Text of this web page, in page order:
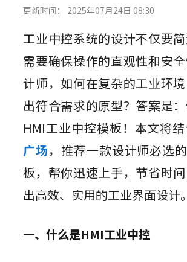
AI一键生成，海量PPT模板任选
墨刀流程图
步骤有序，流向一目了然
百套高质量组件包，一键高效复用
图标素材
千款免费图标资源，可商用更省心
AI生成PRD
AI需求评审
AI产品调研
AI生成产品地图
HarmonyOS
插件
Sketch
Adobe XD
Axure 在线分享
私有化部署
企业需求诊断 定制解决方案
快速了解墨刀 推荐团队使用
接入智能引擎 重塑设计流程
行业案例
图文教程
视频教程
功能更新
文章资讯
更新时间： 2025年07月24日 08:30
工业中控系统的设计不仅要
需要确保操作的直观性和安
计师，如何在复杂的工业环
出符合需求的原型？答案是
HMI工业中控模板！本文将
广场，推荐一款设计师必选
板，帮你迅速上手，节省时
出高效、实用的工业界面设计。
一、什么是HMI工业中控